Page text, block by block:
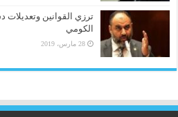
ترزي القوانين وتعديلات
الكومي
28 مارس، 2019